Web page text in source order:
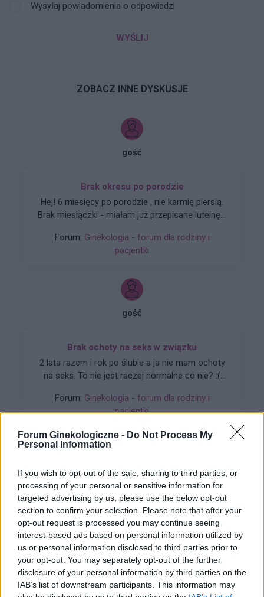
Forum Ginekologiczne - Do Not Process My
Personal Information
If you wish to opt-out of the sale, sharing to third parties, or
processing of your personal or sensitive information for
targeted advertising by us, please use the below opt-out
section to confirm your selection. Please note that after your
opt-out request is processed you may continue seeing
interest-based ads based on personal information utilized by
us or personal information disclosed to third parties prior to
your opt-out. You may separately opt-out of the further
disclosure of your personal information by third parties on the
IAB’s list of downstream participants. This information may
Wysyłaj powiadomienia o odpowiedzi
WYŚLIJ
ZOBACZ INNE DYSKUSJE
gość
Brak okresu po porodzie
Hej! 6 miesięcy po porodzie , nie karmię piersią.
Brak miesiączki - miałam już przepisane luteinę l,
systen 50 i ponownie luteinę, które również
okresu nie wywołały. Plastry odklejały się.
wyszedł bardzo niski poziom estrogenow. Około
14. Co teraz?
Forum: Ginekologia - forum dla rodziny i
pacjentki
gość
Brak ochoty na seks w związku
2 lata razem i rok po ślubie a ja nie mam ochoty
na seks. To nie jest raczej normalne co nie? :(
dla mnie istnieć. Robię to z uwagi na męża.
Udaję orgazm. Rzuciłam tabletki
przestałam brać kilka miesięcy temu tak wiec
Forum: Ginekologia - forum dla rodziny i
pacjentki
gość
Test beta hcg kiedy?
Witam, chciałabym sprawdzić czy nie zaszłam
w ciążę. Mam nieregularne cykle więc nie mogę
stwierdzić czy doszło do owulacji, jestem w 22
dniu cyklu czy zrobienie takiego testu w tym
czasie da mi prawdziwy wynik żeby się nie
stresować na zapas czy w jakim czasie zrobić
Forum: Ginekologia - forum dla rodziny i
pacjentki